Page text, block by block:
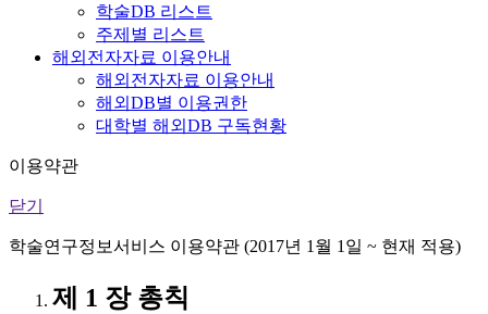
학술DB 리스트
주제별 리스트
해외전자자료 이용안내
해외전자자료 이용안내
해외DB별 이용권한
대학별 해외DB 구독현황
이용약관
닫기
학술연구정보서비스 이용약관 (2017년 1월 1일 ~ 현재 적용)
제 1 장 총칙